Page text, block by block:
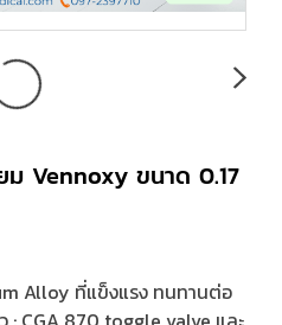
ม Vennoxy ขนาด 0.17
Alloy ที่แข็งแรง ทนทานต่อ